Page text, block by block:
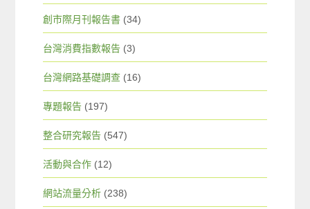
創市際月刊報告書 (34)
台灣消費指數報告 (3)
台灣網路基礎調查 (16)
專題報告 (197)
整合研究報告 (547)
活動與合作 (12)
網站流量分析 (238)